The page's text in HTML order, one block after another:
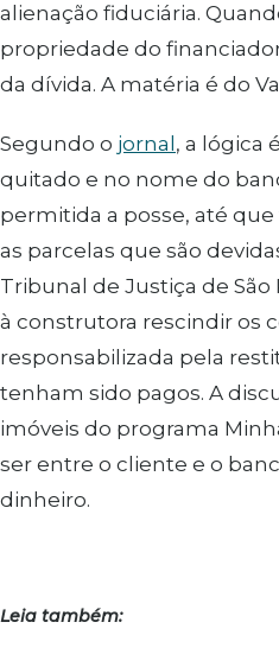
alienação fiduciária.
propriedade do
da dívida. A matéria é do
Segundo o jornal , a lógica
quitado e no nome do
permitida a posse, até
as parcelas que são
Tribunal de Justiça de São
à construtora rescindir os
responsabilizada pela
tenham sido pagos. A
imóveis do programa
ser entre o cliente e o
dinheiro.
Leia também: